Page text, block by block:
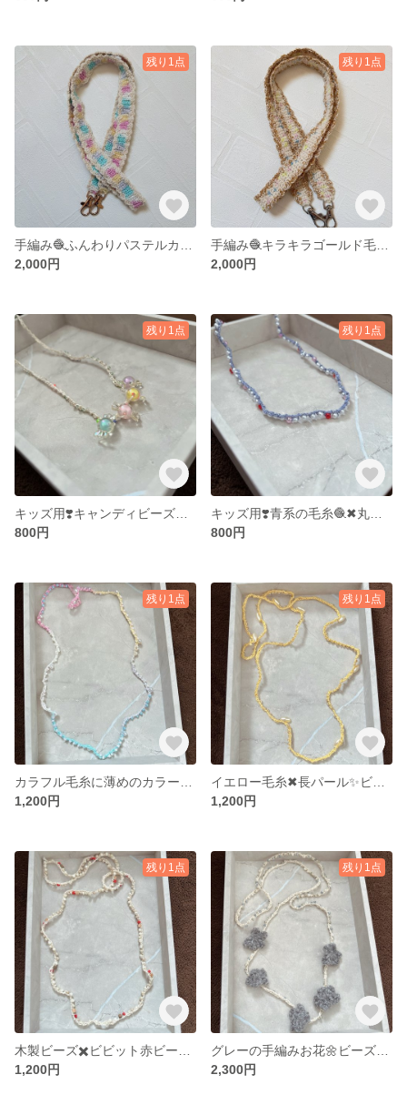
残り1点
2,000円
残り1点
2,000円
残り1点
800円
残り1点
800円
残り1点
1,200円
残り1点
1,200円
残り1点
1,200円
残り1点
2,300円